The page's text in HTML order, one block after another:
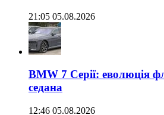
21:05 05.08.2026
BMW 7 Серії: еволюція
седана
12:46 05.08.2026